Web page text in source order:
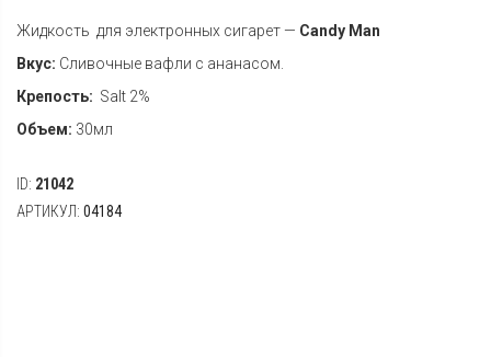
Жидкость для электронных сигарет — Candy Man
Вкус: Сливочные вафли с ананасом.
Крепость: Salt 2%
Объем: 30мл
ID: 21042
АРТИКУЛ: 04184